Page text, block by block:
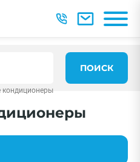
ПОИСК
кондиционеры